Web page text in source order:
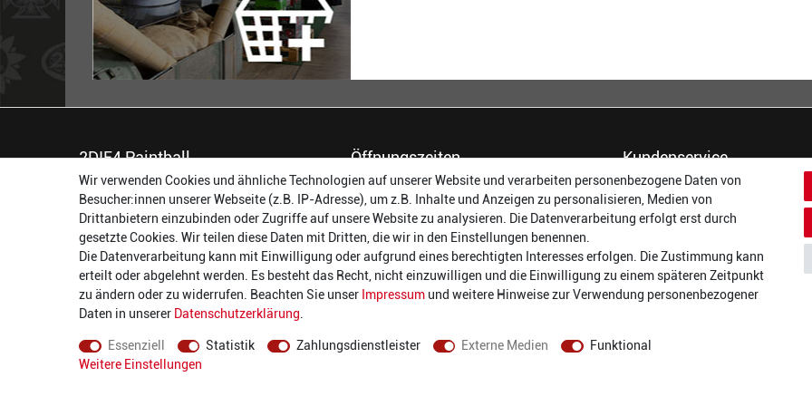
2DIE4 Paintball
56457 Westerburg
Reinhold-Ferger-Straße 26
order@2die4-sports.com
0 26 63/ 9 68 69 37
Öffnungszeiten
Montag:
14:00 - 17:00 Uhr
Dienstag:
14:00 - 17:00 Uhr
Mittwoch:
14:00 - 17:00 Uhr
Donnerstag:
14:00 - 17:00 Uhr
Freitag:
14:00 - 19:00 Uhr
Samstag:
10:00 - 17:00 Uhr
Kundenservice
Dein Konto
Häufigste Fragen (FAQ)
Größentabellen
Kundenmeinungen
Batterieverordnung
Versand und Zahlarten
Wir verwenden Cookies und ähnliche Technologien auf unserer Website und verarbeiten personenbezogene Daten von
Besucher:innen unserer Webseite (z.B. IP-Adresse), um z.B. Inhalte und Anzeigen zu personalisieren, Medien von
Drittanbietern einzubinden oder Zugriffe auf unsere Website zu analysieren. Die Datenverarbeitung erfolgt erst durch
gesetzte Cookies. Wir teilen diese Daten mit Dritten, die wir in den Einstellungen benennen.
Die Datenverarbeitung kann mit Einwilligung oder aufgrund eines berechtigten Interesses erfolgen. Die Zustimmung kann
erteilt oder abgelehnt werden. Es besteht das Recht, nicht einzuwilligen und die Einwilligung zu einem späteren Zeitpunkt
zu ändern oder zu widerrufen. Beachten Sie unser Impressum und weitere Hinweise zur Verwendung personenbezogener
Daten in unserer Daten­schutz­erklärung
Essenziell Statistik Zahlungsdienstleister Externe Medien
Funktional
Weitere Einstellungen